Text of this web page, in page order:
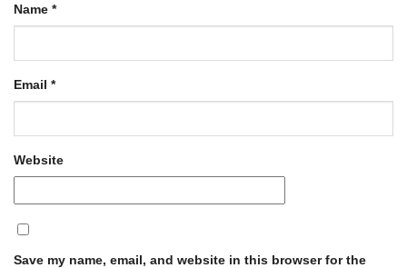
Name *
Email *
Website
Save my name, email, and website in this browser for the